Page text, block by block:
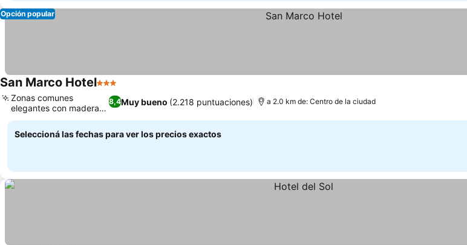
Opción popular
San Marco Hotel3 Estrellas
8,4Muy bueno (2.218 puntuaciones)
Zonas comunes
elegantes con madera
pulida
a 2.0 km de: Centro de la ciudad
Seleccioná las fechas para ver los precios exactos